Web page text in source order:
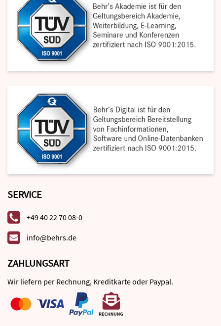
SERVICE
+49 40 22 70 08-0
info@behrs.de
ZAHLUNGSART
Wir liefern per Rechnung, Kreditkarte oder Paypal.